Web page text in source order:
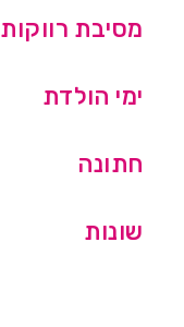
מסיבת רווקות
ימי הולדת
חתונה
שונות